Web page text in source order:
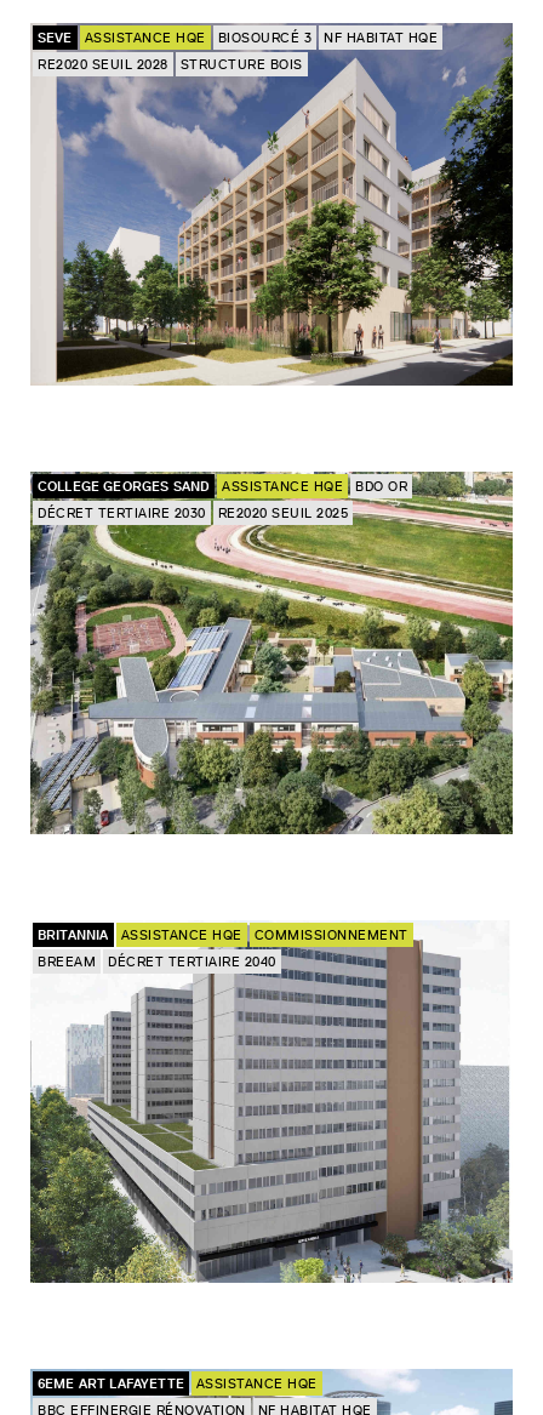
SEVE ASSISTANCE HQE BIOSOURCÉ 3
NF HABITAT HQE
RE2020 SEUIL 2028
STRUCTURE BOIS
COLLEGE GEORGES SAND ASSISTANCE HQE
BDO OR
DÉCRET TERTIAIRE 2030
RE2020 SEUIL 2025
BRITANNIA ASSISTANCE HQE
COMMISSIONNEMENT
BREEAM
DÉCRET TERTIAIRE 2040
6EME ART LAFAYETTE
ASSISTANCE HQE
BBC EFFINERGIE RÉNOVATION
NF HABITAT HQE